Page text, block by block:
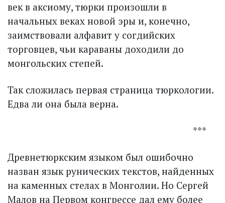
век в аксиому, тюрки произошли в
начальных веках новой эры и, конечно,
заимствовали алфавит у сог­дийских
торговцев, чьи караваны доходили до
монгольских степей.
Так сложилась первая страница тюркологии.
Едва ли она была верна.
***
Древнетюркским языком был ошибочно
назван язык рунических текстов, найденных
на каменных стелах в Монголии. Но Сергей
Малов на Первом конгрессе дал ему более